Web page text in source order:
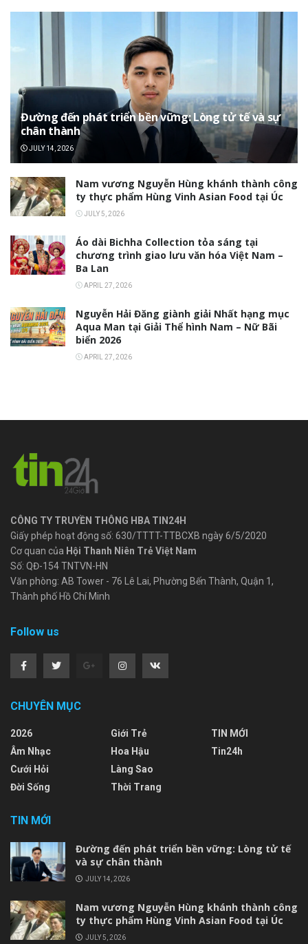
Đường đến phát triển bền vững: Lòng tử tế và sự
chân thành
JULY 14, 2026
Nam vương Nguyễn Hùng khánh thành công
ty thực phẩm Hùng Vinh Asian Food tại Úc
JULY 5, 2026
Áo dài Bichha Collection tỏa sáng tại
chương trình giao lưu văn hóa Việt Nam –
Ba Lan
APRIL 27, 2026
Nguyễn Hải Đăng giành giải Nhất hạng mục
Aqua Man tại Giải Thể hình Nam – Nữ Bãi
biển 2026
APRIL 27, 2026
CÔNG TY TRUYỀN THÔNG HBA TIN24H
Giấy phép hoạt động số: 630/TTTT-TTBCXB ngày 6/5/2020
Cơ quan của Hội Thanh Niên Trẻ Việt Nam
Số: QĐ-154 TNTVN-HN
Văn phòng: AB Tower - 76 Lê Lai, Phường Bến Thành, Quận 1,
Thành phố Hồ Chí Minh
Follow us
CHUYÊN MỤC
2026
Âm Nhạc
Cưới Hỏi
Đời Sống
Giới Trẻ
Hoa Hậu
Làng Sao
Thời Trang
TIN MỚI
Tin24h
TIN MỚI
Đường đến phát triển bền vững: Lòng tử tế
và sự chân thành
JULY 14, 2026
Nam vương Nguyễn Hùng khánh thành công
ty thực phẩm Hùng Vinh Asian Food tại Úc
JULY 5, 2026